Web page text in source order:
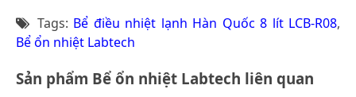
Tags: Bể điều nhiệt lạnh Hàn Quốc 8 lít LCB-R08,
Bể ổn nhiệt Labtech
Sản phẩm Bể ổn nhiệt Labtech liên quan